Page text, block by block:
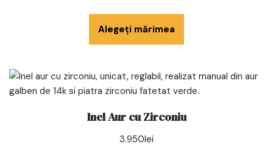
Alegeți mărimea
Inel Aur cu Zirconiu
3.950lei